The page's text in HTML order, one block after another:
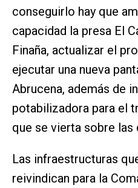
conseguirlo hay que
capacidad la presa El
Finaña, actualizar el
ejecutar una nueva
Abrucena, además de
potabilizadora para el
que se vierta sobre las
Las infraestructuras
reivindican para la